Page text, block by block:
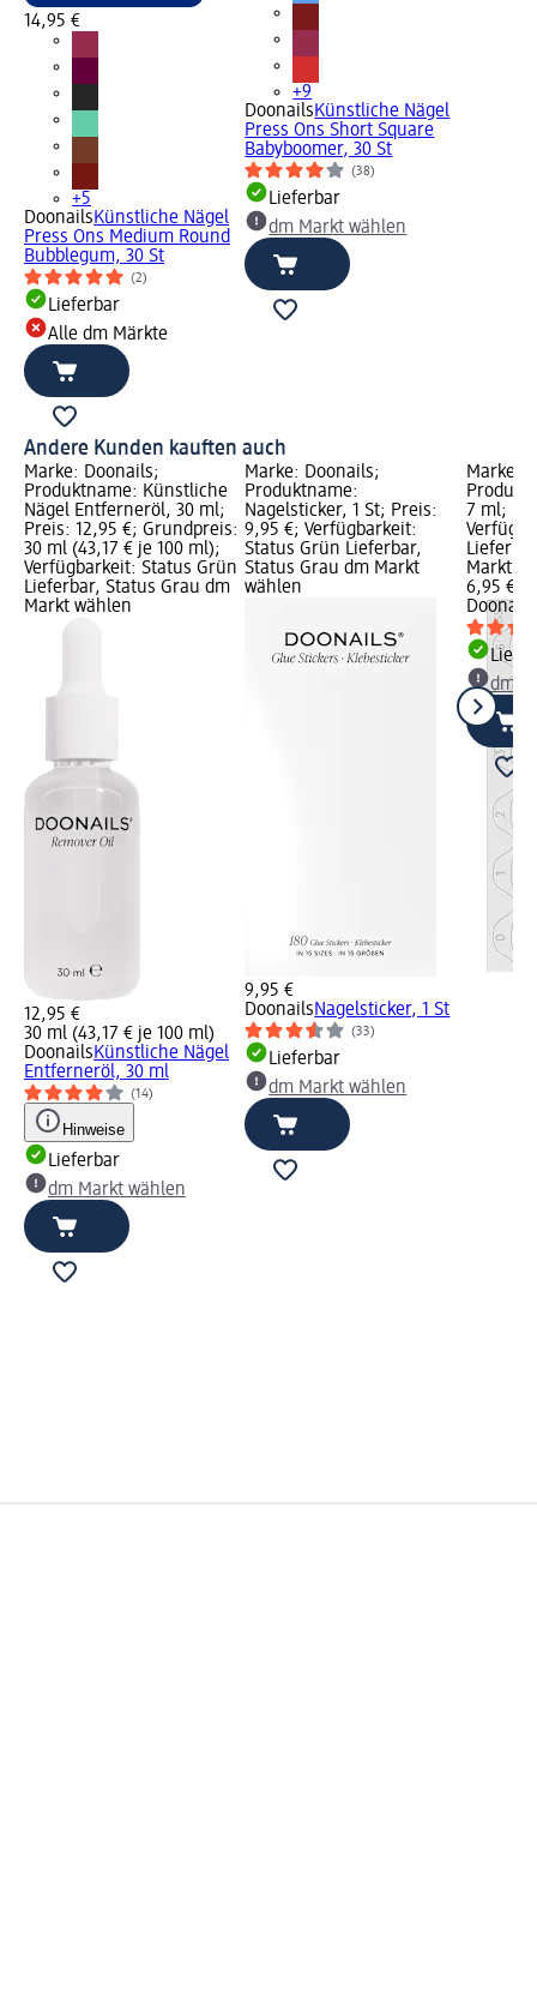
14,95 €
+5
DoonailsKünstliche Nägel
Press Ons Medium Round
Bubblegum, 30 St
(2)
Lieferbar
Alle dm Märkte
+9
DoonailsKünstliche Nägel
Press Ons Short Square
Babyboomer, 30 St
(38)
Lieferbar
dm Markt wählen
Andere Kunden kauften auch
Marke: Doonails;
Produktname: Künstliche
Nägel Entferneröl, 30 ml;
Preis: 12,95 €; Grundpreis:
30 ml (43,17 € je 100 ml);
Verfügbarkeit: Status Grün
Lieferbar, Status Grau dm
Markt wählen
12,95 €
30 ml (43,17 € je 100 ml)
DoonailsKünstliche Nägel
Entferneröl, 30 ml
(14)
Hinweise
Lieferbar
dm Markt wählen
Marke: Doonails;
Produktname:
Nagelsticker, 1 St; Preis:
9,95 €; Verfügbarkeit:
Status Grün Lieferbar,
Status Grau dm Markt
wählen
9,95 €
DoonailsNagelsticker, 1 St
(33)
Lieferbar
dm Markt wählen
Marke:
7 ml;
Markt
6,95 €
Doonails
dm